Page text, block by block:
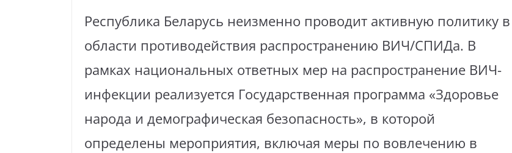
Республика Беларусь неизменно проводит активную политику в
области противодействия распространению ВИЧ/СПИДа. В
рамках национальных ответных мер на распространение ВИЧ-
инфекции реализуется Государственная программа «Здоровье
народа и демографическая безопасность», в которой
определены мероприятия, включая меры по вовлечению в